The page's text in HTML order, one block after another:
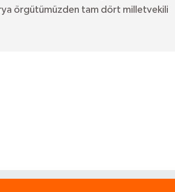
örgütümüzden tam dört milletvekili